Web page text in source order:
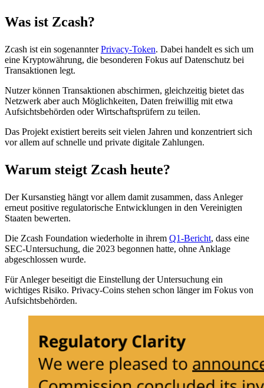
Was ist Zcash?
Zcash ist ein sogenannterPrivacy-Token. Dabei handelt es sich um
eine Kryptowährung, die besonderen Fokus auf Datenschutz bei
Transaktionen legt.
Nutzer können Transaktionen abschirmen, gleichzeitig bietet das
Netzwerk aber auch Möglichkeiten, Daten freiwillig mit etwa
Aufsichtsbehörden oder Wirtschaftsprüfern zu teilen.
Das Projekt existiert bereits seit vielen Jahren und konzentriert sich
vor allem auf schnelle und private digitale Zahlungen.
Warum steigt Zcash heute?
Der Kursanstieg hängt vor allem damit zusammen, dass Anleger
erneut positive regulatorische Entwicklungen in den Vereinigten
Staaten bewerten.
Die Zcash Foundation wiederholte in ihrem Q1-Bericht, dass eine
SEC-Untersuchung, die 2023 begonnen hatte, ohne Anklage
abgeschlossen wurde.
Für Anleger beseitigt die Einstellung der Untersuchung ein
wichtiges Risiko. Privacy-Coins stehen schon länger im Fokus von
Aufsichtsbehörden.